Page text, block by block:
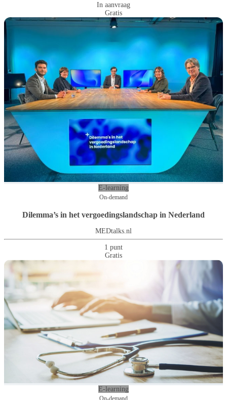
In aanvraag
Gratis
E-learning
On-demand
Dilemma’s in het vergoedingslandschap in Nederland
MEDtalks.nl
1 punt
Gratis
E-learning
On-demand